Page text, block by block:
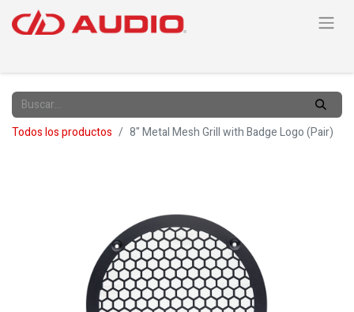
Todos los productos 8" Metal Mesh Grill with Badge Logo (Pair)